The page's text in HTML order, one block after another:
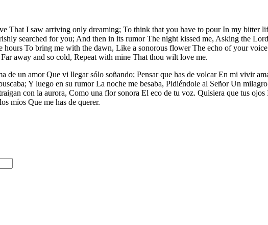
That I saw arriving only dreaming; To think that you have to pour In my bitter
searched for you; And then in its rumor The night kissed me, Asking the
To bring me with the dawn, Like a sonorous flower The echo of your
away and so cold, Repeat with mine That thou wilt love me.
de un amor Que vi llegar sólo soñando; Pensar que has de volcar En mi vivir
Y luego en su rumor La noche me besaba, Pidiéndole al Señor Un
con la aurora, Como una flor sonora El eco de tu voz. Quisiera que tus
míos Que me has de querer.